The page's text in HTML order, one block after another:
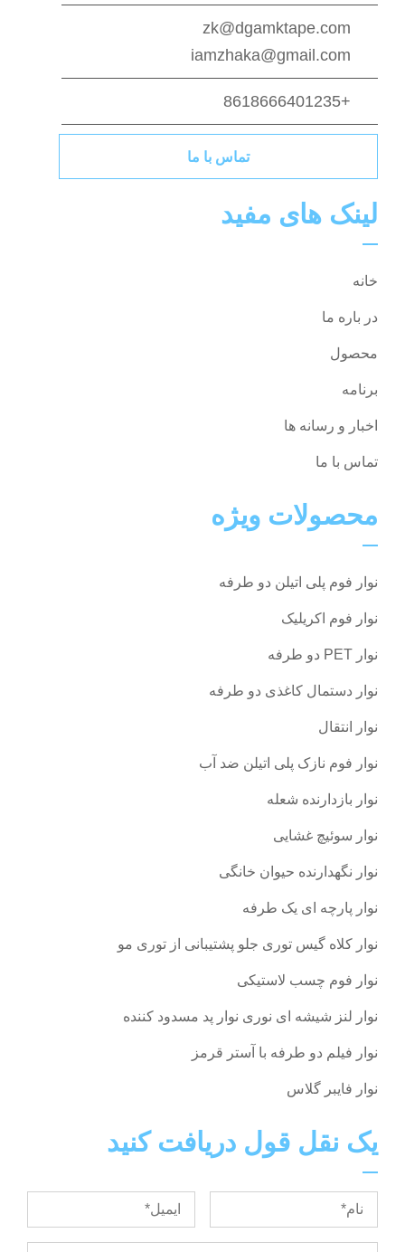
zk@dgamktape.com
iamzhaka@gmail.com
+8618666401235
تماس با ما
لینک های مفید
خانه
در باره ما
محصول
برنامه
اخبار و رسانه ها
تماس با ما
محصولات ویژه
نوار فوم پلی اتیلن دو طرفه
نوار فوم اکریلیک
نوار PET دو طرفه
نوار دستمال کاغذی دو طرفه
نوار انتقال
نوار فوم نازک پلی اتیلن ضد آب
نوار بازدارنده شعله
نوار سوئیچ غشایی
نوار نگهدارنده حیوان خانگی
نوار پارچه ای یک طرفه
نوار کلاه گیس توری جلو پشتیبانی از توری مو
نوار فوم چسب لاستیکی
نوار لنز شیشه ای نوری نوار پد مسدود کننده
نوار فیلم دو طرفه با آستر قرمز
نوار فایبر گلاس
یک نقل قول دریافت کنید